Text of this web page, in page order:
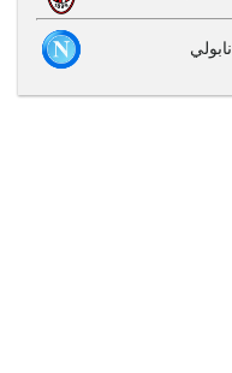
نابولي